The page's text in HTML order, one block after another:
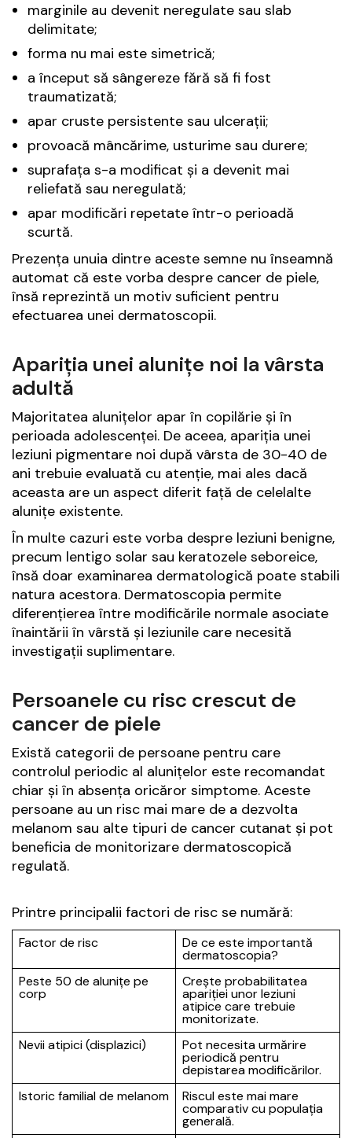
marginile au devenit neregulate sau slab
delimitate;
forma nu mai este simetrică;
a început să sângereze fără să fi fost
traumatizată;
apar cruste persistente sau ulcerații;
provoacă mâncărime, usturime sau durere;
suprafața s-a modificat și a devenit mai
reliefată sau neregulată;
apar modificări repetate într-o perioadă
scurtă.
Prezența unuia dintre aceste semne nu înseamnă
automat că este vorba despre cancer de piele,
însă reprezintă un motiv suficient pentru
efectuarea unei dermatoscopii.
Apariția unei alunițe noi la vârsta
adultă
Majoritatea alunițelor apar în copilărie și în
perioada adolescenței. De aceea, apariția unei
leziuni pigmentare noi după vârsta de 30-40 de
ani trebuie evaluată cu atenție, mai ales dacă
aceasta are un aspect diferit față de celelalte
alunițe existente.
În multe cazuri este vorba despre leziuni benigne,
precum lentigo solar sau keratozele seboreice,
însă doar examinarea dermatologică poate stabili
natura acestora. Dermatoscopia permite
diferențierea între modificările normale asociate
înaintării în vârstă și leziunile care necesită
investigații suplimentare.
Persoanele cu risc crescut de
cancer de piele
Există categorii de persoane pentru care
controlul periodic al alunițelor este recomandat
chiar și în absența oricăror simptome. Aceste
persoane au un risc mai mare de a dezvolta
melanom sau alte tipuri de cancer cutanat și pot
beneficia de monitorizare dermatoscopică
regulată.
Printre principalii factori de risc se numără:
Factor de risc De ce este importantă
dermatoscopia?
Peste 50 de alunițe pe
corp
Crește probabilitatea
apariției unor leziuni
atipice care trebuie
monitorizate.
Nevii atipici (displazici)
Pot necesita urmărire
periodică pentru
depistarea modificărilor.
Istoric familial de melanom
Riscul este mai mare
comparativ cu populația
generală.